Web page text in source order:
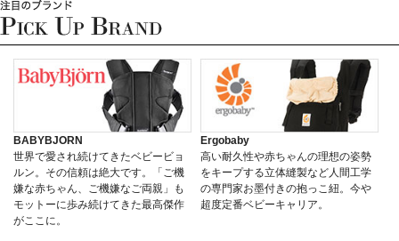
BABYBJORN
世界で愛され続けてきたベビービョ
ルン。その信頼は絶大です。「ご機
嫌な赤ちゃん、ご機嫌なご両親」も
モットーに歩み続けてきた最高傑作
がここに。
Ergobaby
高い耐久性や赤ちゃんの理想の姿勢
をキープする立体縫製など人間工学
の専門家お墨付きの抱っこ紐。今や
超度定番ベビーキャリア。